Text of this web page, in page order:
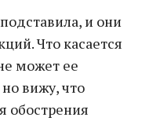
и они
Что касается
может ее
вижу, что
обострения